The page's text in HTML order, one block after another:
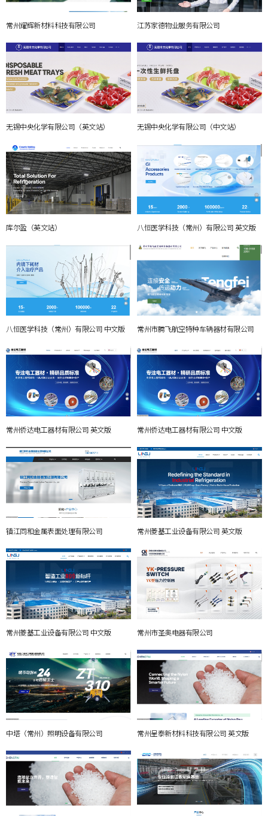
常州耀辉新材料科技有限公司 江苏家德物业服务有限公司
无锡中央化学有限公司（英文站） 无锡中央化学有限公司（中文站）
库尔盈（英文站） 八恒医学科技（常州）有限公司 英文版
八恒医学科技（常州）有限公司 中文版 常州市腾飞航空特种车辆器材有限公司
常州侨达电工器材有限公司 英文版 常州侨达电工器材有限公司 中文版
镇江同和金属表面处理有限公司 常州菱基工业设备有限公司 英文版
常州菱基工业设备有限公司 中文版 常州市圣奥电器有限公司
中塔（常州）照明设备有限公司 常州呈泰新材料科技有限公司 英文版